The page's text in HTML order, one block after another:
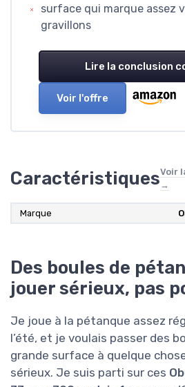
surface qui marque assez
gravillons
Lire la conclusion
Voir l'offre
CaractéristiquesVoir
→
Marque
Des boules de
jouer sérieux, pas
Je joue à la pétanque assez
l’été, et je voulais passer des
grande surface à quelque
sérieux. Je suis parti sur ces